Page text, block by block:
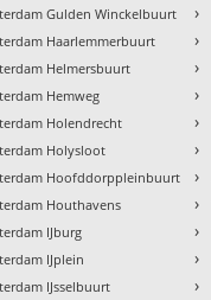
Gulden Winckelbuurt
Haarlemmerbuurt
Helmersbuurt
Hemweg
Holendrecht
Holysloot
Hoofddorppleinbuurt
Houthavens
IJburg
IJplein
IJsselbuurt
›
›
›
›
›
›
›
›
›
›
›